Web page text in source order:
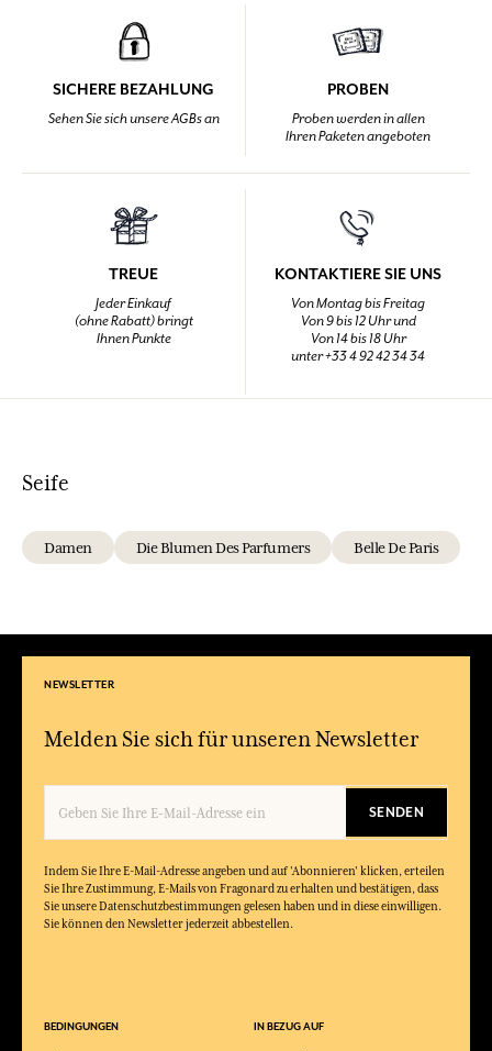
SICHERE BEZAHLUNG
Sehen Sie sich unsere AGBs an
PROBEN
Proben werden in allen
Ihren Paketen angeboten
TREUE
Jeder Einkauf
(ohne Rabatt) bringt
Ihnen Punkte
KONTAKTIERE SIE UNS
Von Montag bis Freitag
Von 9 bis 12 Uhr und
Von 14 bis 18 Uhr
unter +33 4 92 42 34 34
Seife
Damen Die Blumen Des Parfumers Belle De Paris
NEWSLETTER
Melden Sie sich für unseren Newsletter
SENDEN
Indem Sie Ihre E-Mail-Adresse angeben und auf 'Abonnieren' klicken, erteilen
Sie Ihre Zustimmung, E-Mails von Fragonard zu erhalten und bestätigen, dass
Sie unsere Datenschutzbestimmungen gelesen haben und in diese einwilligen.
Sie können den Newsletter jederzeit abbestellen.
BEDINGUNGEN IN BEZUG AUF